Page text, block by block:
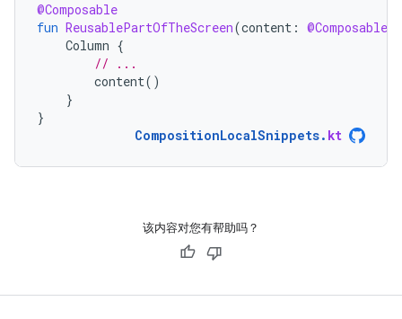
@Composable
fun ReusablePartOfTheScreen(content : @Composable
Column {
// ...
content()
}
}
CompositionLocalSnippets. kt
该内容对您有帮助吗？